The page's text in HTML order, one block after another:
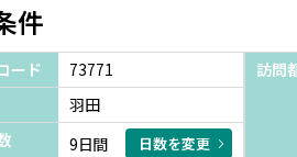
件
ード
73771
羽田
9日間 日数を変更
訪問